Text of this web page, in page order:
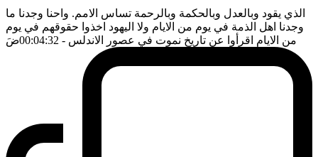
الذي يقود وبالعدل وبالحكمة وبالرحمة تساس الامم. واحنا وجدنا ما
وجدنا اهل الذمة في يوم من الايام ولا اليهود اخذوا حقوقهم في يوم
من الايام اقرأوا عن تاريخ نموت في عصور الاندلس - 00:04:32 ضَ